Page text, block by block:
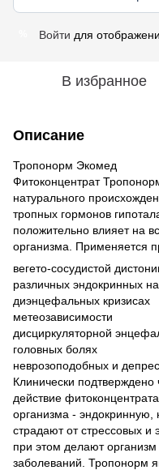
Войти для
В избранное
Описание
Тропонорм Экомед
Фитоконцентрат
натурального
тропных гормонов
положительно влияет на
организма. Применяется
вегето-сосудистой
различных эндокринных
диэнцефальных кризисах
метеозависимости
дисциркуляторной
головных болях
неврозоподобных и
Клинически подтверждено
действие
организма -
страдают от стрессовых и
при этом делают
заболеваний. Тропонорм